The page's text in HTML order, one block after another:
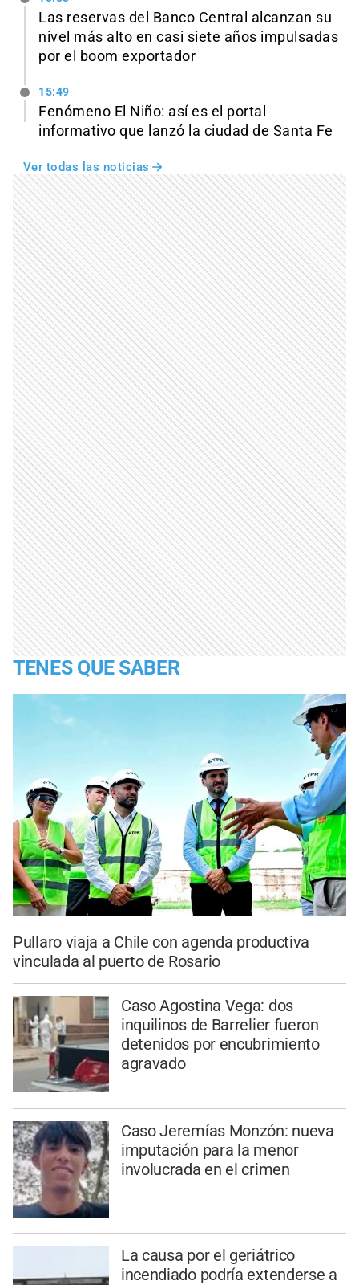
Las reservas del Banco Central alcanzan su
nivel más alto en casi siete años impulsadas
por el boom exportador
15:49
Fenómeno El Niño: así es el portal
informativo que lanzó la ciudad de Santa Fe
Ver todas las noticias
TENES QUE SABER
Pullaro viaja a Chile con agenda productiva
vinculada al puerto de Rosario
Caso Agostina Vega: dos
inquilinos de Barrelier fueron
detenidos por encubrimiento
agravado
Caso Jeremías Monzón: nueva
imputación para la menor
involucrada en el crimen
La causa por el geriátrico
incendiado podría extenderse a